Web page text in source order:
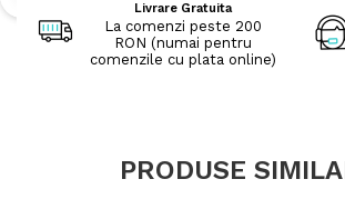
Livrare Gratuita
La comenzi peste 200
RON (numai pentru
comenzile cu plata online)
PRODUSE